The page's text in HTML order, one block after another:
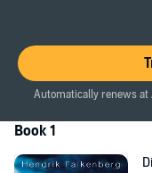
und dunklen
Kräfte führt. Als
stößt, kann er die
Eine einzige
Audible.
Automatically renews at
Book 1